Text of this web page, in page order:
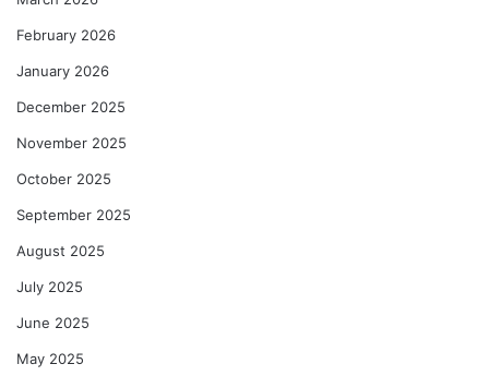
February 2026
January 2026
December 2025
November 2025
October 2025
September 2025
August 2025
July 2025
June 2025
May 2025